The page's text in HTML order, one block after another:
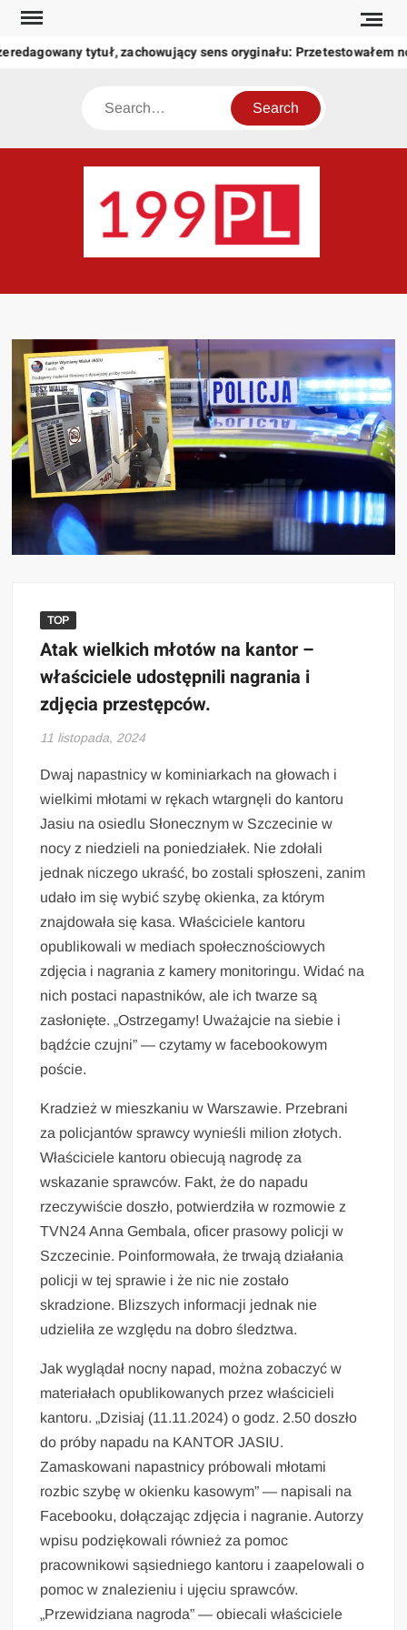
Skip
content
tytuł, zachowujący sens oryginału: Przetestowałem
Search
świat
TOP
Atak wielkich młotów na kantor –
właściciele udostępnili nagrania i
zdjęcia przestępców.
11 listopada, 2024
Dwaj napastnicy w kominiarkach na głowach i
wielkimi młotami w rękach wtargnęli do kantoru
Jasiu na osiedlu Słonecznym w Szczecinie w
nocy z niedzieli na poniedziałek. Nie zdołali
jednak niczego ukraść, bo zostali spłoszeni, zanim
udało im się wybić szybę okienka, za którym
znajdowała się kasa. Właściciele kantoru
opublikowali w mediach społecznościowych
zdjęcia i nagrania z kamery monitoringu. Widać na
nich postaci napastników, ale ich twarze są
zasłonięte. „Ostrzegamy! Uważajcie na siebie i
bądźcie czujni” — czytamy w facebookowym
poście.
Kradzież w mieszkaniu w Warszawie. Przebrani
za policjantów sprawcy wynieśli milion złotych.
Właściciele kantoru obiecują nagrodę za
wskazanie sprawców. Fakt, że do napadu
rzeczywiście doszło, potwierdziła w rozmowie z
TVN24 Anna Gembala, oficer prasowy policji w
Szczecinie. Poinformowała, że trwają działania
policji w tej sprawie i że nic nie zostało
skradzione. Blizszych informacji jednak nie
udzieliła ze względu na dobro śledztwa.
Jak wyglądał nocny napad, można zobaczyć w
materiałach opublikowanych przez właścicieli
kantoru. „Dzisiaj (11.11.2024) o godz. 2.50 doszło
do próby napadu na KANTOR JASIU.
Zamaskowani napastnicy próbowali młotami
rozbic szybę w okienku kasowym” — napisali na
Facebooku, dołączając zdjęcia i nagranie. Autorzy
wpisu podziękowali również za pomoc
pracownikowi sąsiedniego kantoru i zaapelowali o
pomoc w znalezieniu i ujęciu sprawców.
„Przewidziana nagroda” — obiecali właściciele